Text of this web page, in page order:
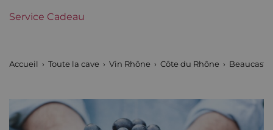
Service Cadeau
Accueil Toute la cave Vin Rhône Côte du Rhône Beaucastel